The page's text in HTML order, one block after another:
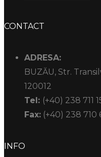
CONTACT
ADRESA:
BUZĂU, Str.
120012
Tel: (+40) 238 711
Fax: (+40) 238 710
INFO